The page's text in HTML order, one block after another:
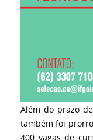
Além do prazo
também foi
400 vagas de